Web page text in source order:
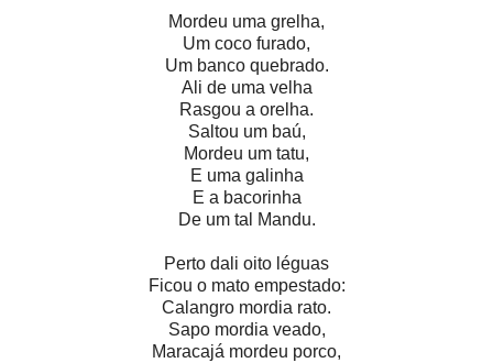
Mordeu uma grelha,
Um coco furado,
Um banco quebrado.
Ali de uma velha
Rasgou a orelha.
Saltou um baú,
Mordeu um tatu,
E uma galinha
E a bacorinha
De um tal Mandu.
Perto dali oito léguas
Ficou o mato empestado:
Calangro mordia rato.
Sapo mordia veado,
Maracajá mordeu porco,